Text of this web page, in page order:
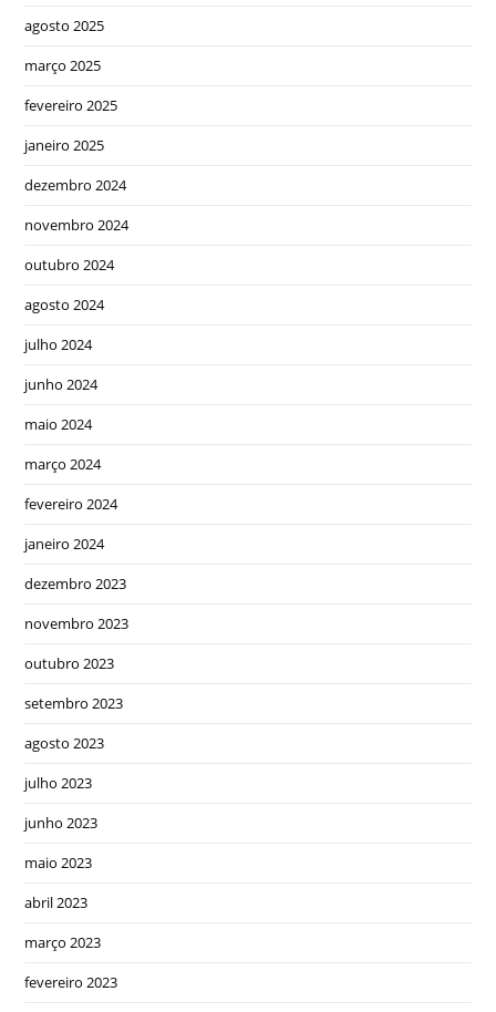
agosto 2025
março 2025
fevereiro 2025
janeiro 2025
dezembro 2024
novembro 2024
outubro 2024
agosto 2024
julho 2024
junho 2024
maio 2024
março 2024
fevereiro 2024
janeiro 2024
dezembro 2023
novembro 2023
outubro 2023
setembro 2023
agosto 2023
julho 2023
junho 2023
maio 2023
abril 2023
março 2023
fevereiro 2023